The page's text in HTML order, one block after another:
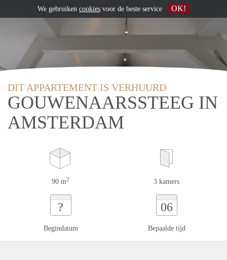
DIT APPARTEMENT IS VERHUURD
GOUWENAARSSTEEG IN
AMSTERDAM
90 m2 3 kamers
?
Begindatum
06
Bepaalde tijd
We gebruiken cookies voor de beste service OK!